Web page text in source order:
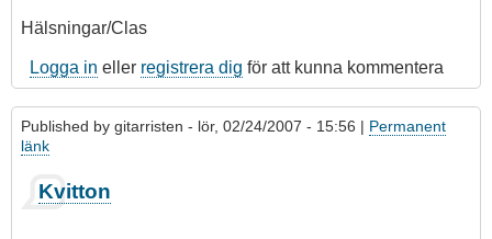
gitarristen
Hälsningar/Clas
Logga in eller registrera dig för att kunna kommentera
Published by gitarristen - lör, 02/24/2007 - 15:56 | Permanent
länk
Som
svar
Kvitton